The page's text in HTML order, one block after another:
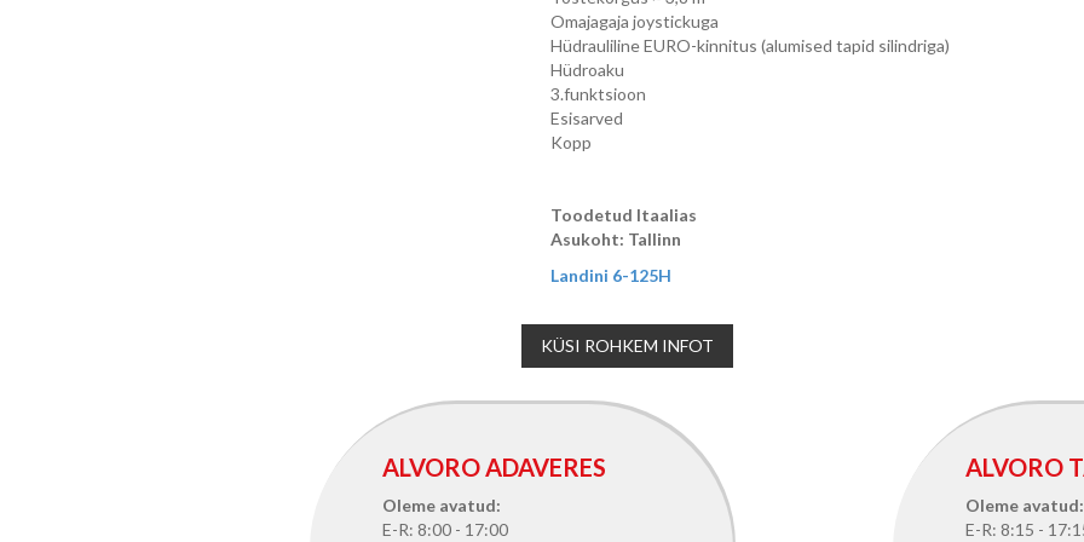
Omajagaja joystickuga
Hüdrauliline EURO-kinnitus (alumised tapid silindriga)
Hüdroaku
3.funktsioon
Esisarved
Kopp
Toodetud Itaalias
Asukoht: Tallinn
Landini 6-125H
KÜSI ROHKEM INFOT
ALVORO ADAVERES
Oleme avatud:
E-R: 8:00 - 17:00
ALVORO
Oleme avatud:
E-R: 8:15 -